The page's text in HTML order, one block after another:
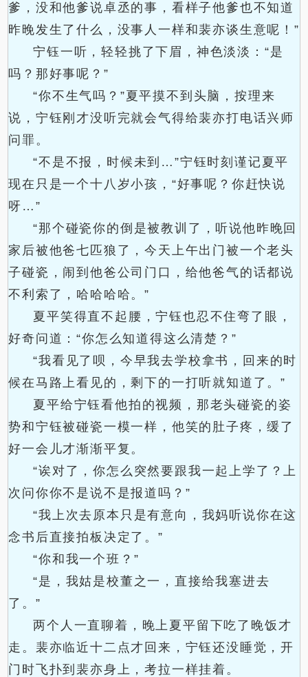
爹，没和他爹说卓丞的事，看样子他爹也不知道
昨晚发生了什么，没事人一样和裴亦谈生意呢！”
宁钰一听，轻轻挑了下眉，神色淡淡：“是
吗？那好事呢？”
“你不生气吗？”夏平摸不到头脑，按理来
说，宁钰刚才没听完就会气得给裴亦打电话兴师
问罪。
“不是不报，时候未到…”宁钰时刻谨记夏平
现在只是一个十八岁小孩，“好事呢？你赶快说
呀…”
“那个碰瓷你的倒是被教训了，听说他昨晚回
家后被他爸七匹狼了，今天上午出门被一个老头
子碰瓷，闹到他爸公司门口，给他爸气的话都说
不利索了，哈哈哈哈。”
夏平笑得直不起腰，宁钰也忍不住弯了眼，
好奇问道：“你怎么知道得这么清楚？”
“我看见了呗，今早我去学校拿书，回来的时
候在马路上看见的，剩下的一打听就知道了。”
夏平给宁钰看他拍的视频，那老头碰瓷的姿
势和宁钰被碰瓷一模一样，他笑的肚子疼，缓了
好一会儿才渐渐平复。
“诶对了，你怎么突然要跟我一起上学了？上
次问你你不是说不是报道吗？”
“我上次去原本只是有意向，我妈听说你在这
念书后直接拍板决定了。”
“你和我一个班？”
“是，我姑是校董之一，直接给我塞进去
了。”
两个人一直聊着，晚上夏平留下吃了晚饭才
走。裴亦临近十二点才回来，宁钰还没睡觉，开
门时飞扑到裴亦身上，考拉一样挂着。